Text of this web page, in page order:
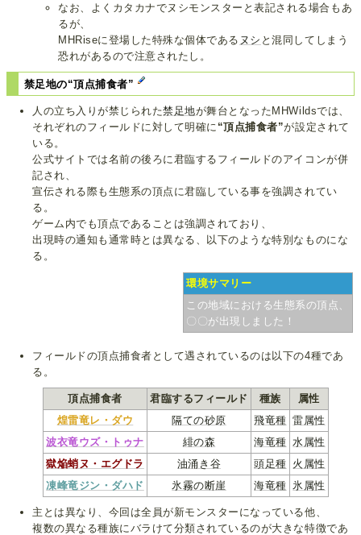
なお、よくカタカナでヌシモンスターと表記される場合もあ
るが、
MHRiseに登場した特殊な個体である ヌシ と混同してしまう
恐れがあるので注意されたし。
禁足地の“頂点捕食者”
人の立ち入りが禁じられた禁足地が舞台となったMHWildsでは、
それぞれのフィールドに対して明確に “頂点捕食者”が設定されて
いる。
公式サイトでは名前の後ろに君臨するフィールドのアイコンが併
記され、
宣伝される際も生態系の頂点に君臨している事を強調されてい
る。
ゲーム内でも頂点であることは強調されており、
出現時の通知も通常時とは異なる、以下のような特別なものにな
る。
環境サマリー
この地域における生態系の頂点、
〇〇が出現しました！
フィールドの頂点捕食者として遇されているのは以下の4種であ
る。
頂点捕食者 君臨するフィールド 種族
属性
煌雷竜レ・ダウ
隔ての砂原 飛竜種 雷属性
波衣竜ウズ・トゥナ
緋の森 海竜種 水属性
獄焔蛸ヌ・エグドラ
油涌き谷 頭足種 火属性
凍峰竜ジン・ダハド
氷霧の断崖 海竜種 氷属性
主とは異なり、今回は全員が新モンスターになっている他、
複数の異なる種族にバラけて分類されているのが大きな特徴であ